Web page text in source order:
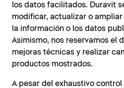
los datos facilitados. Duravit
modificar, actualizar o
la información o los datos
Asimismo, nos reservamos el
mejoras técnicas y realizar
productos mostrados.
A pesar del exhaustivo